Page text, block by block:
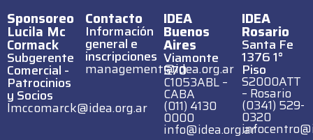
Sponsoreo
Lucila Mc
Cormack
Subgerente
Comercial -
Patrocinios
y Socios
lmccomarck@idea.org.ar
Contacto
Información
general e
inscripciones
management@idea.org.ar
IDEA
Buenos
Aires
Viamonte
570
C1053ABL –
CABA
(011) 4130
0000
info@idea.org.ar
IDEA
Rosario
Santa Fe
1376 1°
Piso
S2000ATT
– Rosario
(0341) 529-
0320